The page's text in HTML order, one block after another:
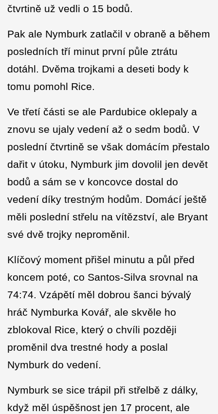
čtvrtině už vedli o 15 bodů.
Pak ale Nymburk zatlačil v obraně a během
posledních tří minut první půle ztrátu
dotáhl. Dvěma trojkami a deseti body k
tomu pomohl Rice.
Ve třetí části se ale Pardubice oklepaly a
znovu se ujaly vedení až o sedm bodů. V
poslední čtvrtině se však domácím přestalo
dařit v útoku, Nymburk jim dovolil jen devět
bodů a sám se v koncovce dostal do
vedení díky trestným hodům. Domácí ještě
měli poslední střelu na vítězství, ale Bryant
své dvě trojky neproměnil.
Klíčový moment přišel minutu a půl před
koncem poté, co Santos-Silva srovnal na
74:74. Vzápětí měl dobrou šanci bývalý
hráč Nymburka Kovář, ale skvěle ho
zblokoval Rice, který o chvíli později
proměnil dva trestné hody a poslal
Nymburk do vedení.
Nymburk se sice trápil při střelbě z dálky,
když měl úspěšnost jen 17 procent, ale